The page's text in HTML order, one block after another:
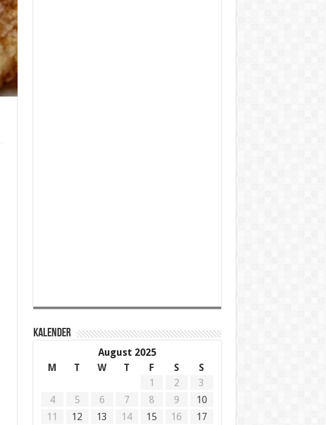
KALENDER
August 2025
M
T W T F S
S
1
2
3
4
5 6 7 8 9
10
11
12 13 14 15 16
17